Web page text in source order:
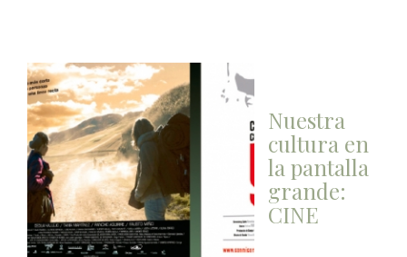
Nuestra
cultura en
la pantalla
grande:
CINE